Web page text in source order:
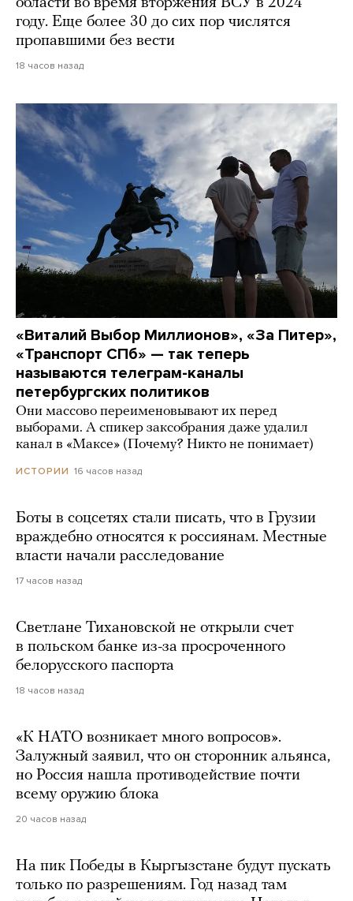
году. Еще более 30 до сих пор числятся
пропавшими без вести
18 часов назад
«Виталий Выбор Миллионов», «За Питер»,
«Транспорт СПб» — так теперь
называются телеграм-каналы
петербургских политиков
Они массово переименовывают их перед
выборами. А спикер заксобрания даже удалил
канал в «Максе» (Почему? Никто не понимает)
ИСТОРИИ 16 часов назад
Боты в соцсетях стали писать, что в Грузии
враждебно относятся к россиянам. Местные
власти начали расследование
17 часов назад
Светлане Тихановской не открыли счет
в польском банке из-за просроченного
белорусского паспорта
18 часов назад
«К НАТО возникает много вопросов».
Залужный заявил, что он сторонник альянса,
но Россия нашла противодействие почти
всему оружию блока
20 часов назад
На пик Победы в Кыргызстане будут пускать
только по разрешениям. Год назад там